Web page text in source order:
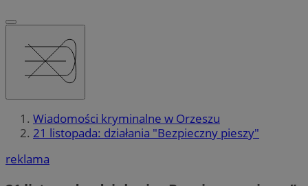
Wiadomości kryminalne w Orzeszu
21 listopada: działania "Bezpieczny pieszy"
reklama